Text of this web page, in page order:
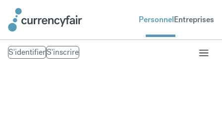
PersonnelEntreprises
S'identifierS'inscrire